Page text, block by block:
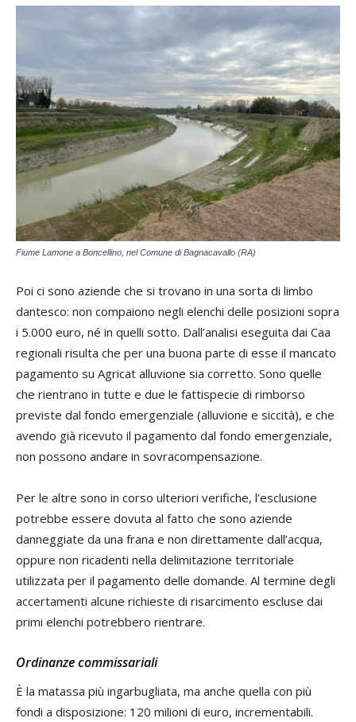
Fiume Lamone a Boncellino, nel Comune di Bagnacavallo (RA)
Poi ci sono aziende che si trovano in una sorta di limbo
dantesco: non compaiono negli elenchi delle posizioni sopra
i 5.000 euro, né in quelli sotto. Dall’analisi eseguita dai Caa
regionali risulta che per una buona parte di esse il mancato
pagamento su Agricat alluvione sia corretto. Sono quelle
che rientrano in tutte e due le fattispecie di rimborso
previste dal fondo emergenziale (alluvione e siccità), e che
avendo già ricevuto il pagamento dal fondo emergenziale,
non possono andare in sovracompensazione.
Per le altre sono in corso ulteriori verifiche, l’esclusione
potrebbe essere dovuta al fatto che sono aziende
danneggiate da una frana e non direttamente dall’acqua,
oppure non ricadenti nella delimitazione territoriale
utilizzata per il pagamento delle domande. Al termine degli
accertamenti alcune richieste di risarcimento escluse dai
primi elenchi potrebbero rientrare.
Ordinanze commissariali
È la matassa più ingarbugliata, ma anche quella con più
fondi a disposizione: 120 milioni di euro, incrementabili.